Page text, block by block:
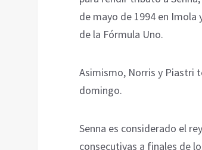
de mayo de 1994 en
de la Fórmula Uno.
Asimismo, Norris y Piastri
domingo.
Senna es considerado el
consecutivas a finales de